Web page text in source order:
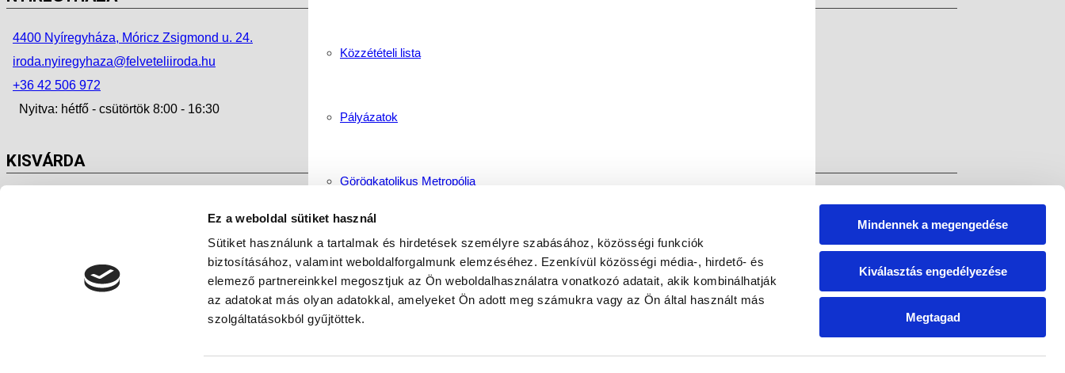
Ez a weboldal sütiket használ
Sütiket használunk a tartalmak és hirdetések személyre szabásához, közösségi funkciók
biztosításához, valamint weboldalforgalmunk elemzéséhez. Ezenkívül közösségi média-, hirdető- és
elemező partnereinkkel megosztjuk az Ön weboldalhasználatra vonatkozó adatait, akik kombinálhatják
az adatokat más olyan adatokkal, amelyeket Ön adott meg számukra vagy az Ön által használt más
szolgáltatásokból gyűjtöttek.
Mindennek a megengedése
Kiválasztás engedélyezése
Megtagad
Közzétételi lista
Pályázatok
Görögkatolikus Metropólia
Hajdúdorogi Főegyházmegye
Nyíregyházi Egyházmegye
4400 Nyíregyháza, Móricz Zsigmond u. 24.
iroda.nyiregyhaza@felveteliiroda.hu
+36 42 506 972
Nyitva: hétfő - csütörtök 8:00 - 16:30
KISVÁRDA
Nyitva: hétfő - péntek 8:00 - 16:30